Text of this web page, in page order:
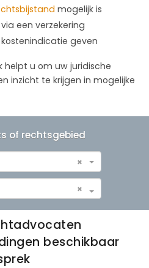
mogelijk is
een verzekering
geven
helpt u om uw juridische
inzicht te krijgen in mogelijke
of rechtsgebied
×
×
beschikbaar